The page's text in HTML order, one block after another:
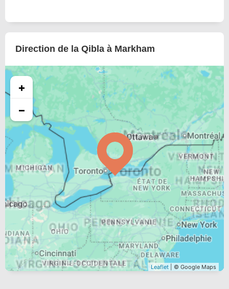
Direction de la Qibla à Markham
+
−
Leaflet | © Google Maps